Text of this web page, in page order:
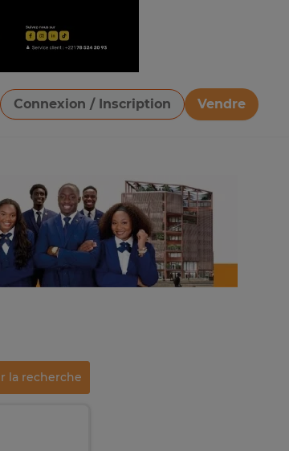
Connexion / Inscription
Vendre
une image
la recherche